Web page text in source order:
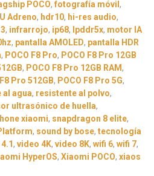
POCO, fotografía móvil ,
Adreno, hdr10, hi-res audio,
, infrarrojo, ip68, lpddr5x, motor IA
, pantalla AMOLED, pantalla HDR
, POCO F8 Pro, POCO F8 Pro 12GB
, POCO F8 Pro 12GB RAM,
Pro 512GB, POCO F8 Pro 5G,
agua, resistente al polvo,
ultrasónico de huella,
xiaomi, snapdragon 8 elite,
, sound by bose, tecnología
, video 4K, video 8K, wifi 6, wifi 7,
HyperOS, Xiaomi POCO, xiaos